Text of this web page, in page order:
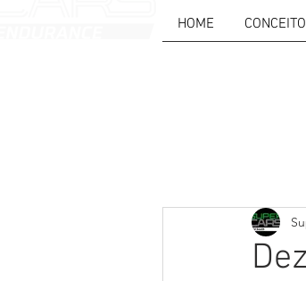
HOME CONCEITO